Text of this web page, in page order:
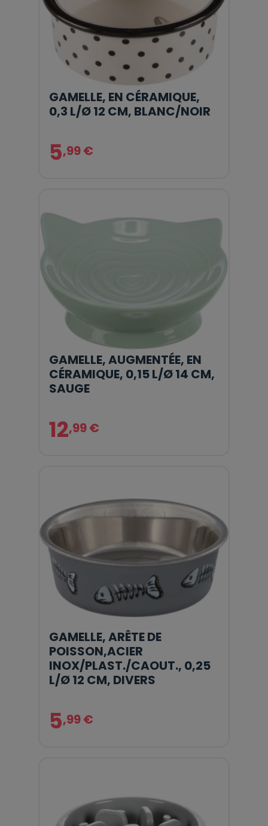
GAMELLE, EN CÉRAMIQUE,
0,3 L/Ø 12 CM, BLANC/NOIR
5,99 €
GAMELLE, AUGMENTÉE, EN
CÉRAMIQUE, 0,15 L/Ø 14 CM,
SAUGE
12,99 €
GAMELLE, ARÊTE DE
POISSON,ACIER
INOX/PLAST./CAOUT., 0,25
L/Ø 12 CM, DIVERS
5,99 €